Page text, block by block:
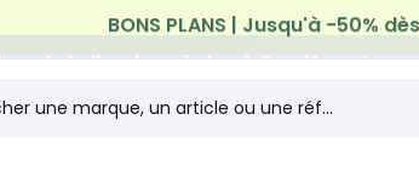
de la livraison à domicile offerte*sur